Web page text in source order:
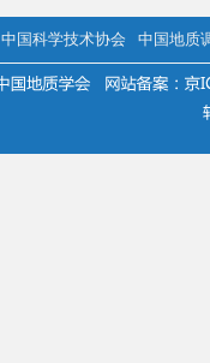
中国科学技术协会 中国地质